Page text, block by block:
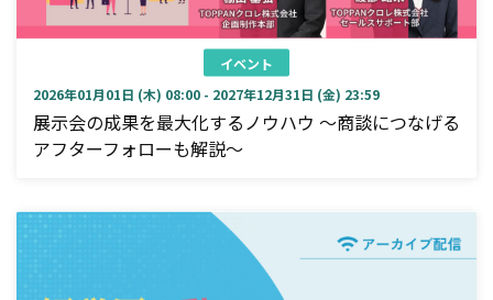
イベント
2026年01月01日 (木) 08:00 - 2027年12月31日 (金) 23:59
展示会の成果を最大化するノウハウ ～商談につなげる
アフターフォローも解説～